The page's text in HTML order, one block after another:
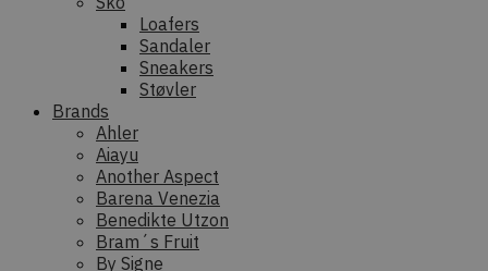
Loafers
Sandaler
Sneakers
Støvler
Brands
Ahler
Aiayu
Another Aspect
Barena Venezia
Benedikte Utzon
Bram´s Fruit
By Signe